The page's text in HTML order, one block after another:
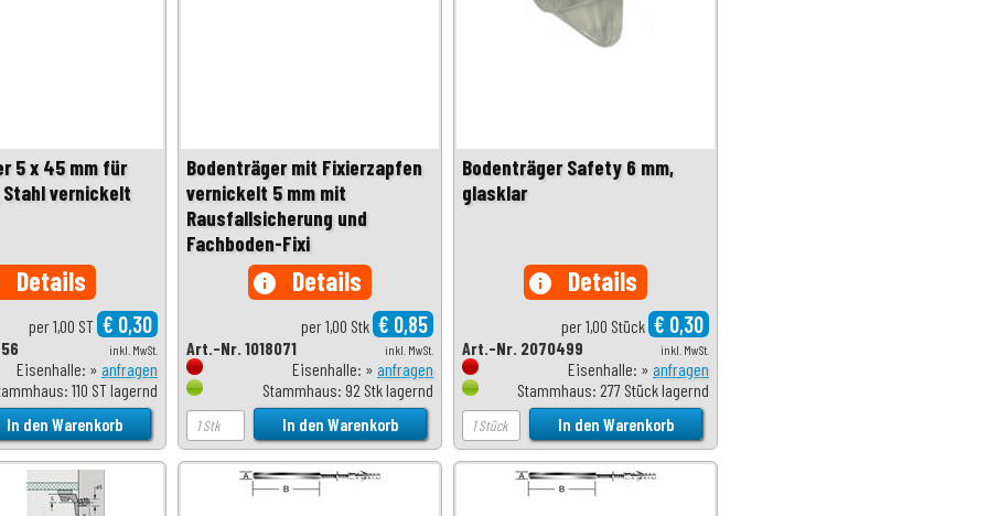
5 x 45 mm für
Stahl vernickelt
Details
per 1,00 ST € 0,30
inkl. MwSt.
Eisenhalle: » anfragen
110 ST lagernd
Bodenträger mit Fixierzapfen
vernickelt 5 mm mit
Rausfallsicherung und
Fachboden-Fixi
info Details
per 1,00 Stk € 0,85
inkl. MwSt.
Art.-Nr. 1018071
Eisenhalle: » anfragen
Stammhaus: 92 Stk lagernd
Bodenträger Safety 6 mm,
glasklar
info Details
per 1,00 Stück € 0,30
inkl. MwSt.
Art.-Nr. 2070499
Eisenhalle: » anfragen
Stammhaus: 277 Stück lagernd